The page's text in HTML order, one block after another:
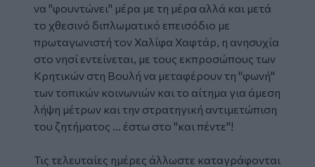
να "φουντώνει" μέρα με τη μέρα αλλά και μετά
το χθεσινό διπλωματικό επεισόδιο με
πρωταγωνιστή τον Χαλίφα Χαφτάρ, η ανησυχία
στο νησί εντείνεται, με τους εκπροσώπους των
Κρητικών στη Βουλή να μεταφέρουν τη "φωνή"
των τοπικών κοινωνιών και το αίτημα για άμεση
λήψη μέτρων και την στρατηγική αντιμετώπιση
του ζητήματος ... έστω στο "και πέντε"!
Τις τελευταίες ημέρες άλλωστε καταγράφονται